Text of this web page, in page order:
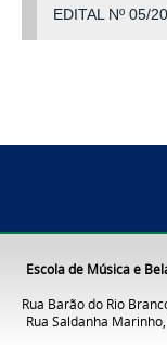
EDITAL Nº 05/
Escola de Música e
Rua Barão do Rio
Rua Saldanha